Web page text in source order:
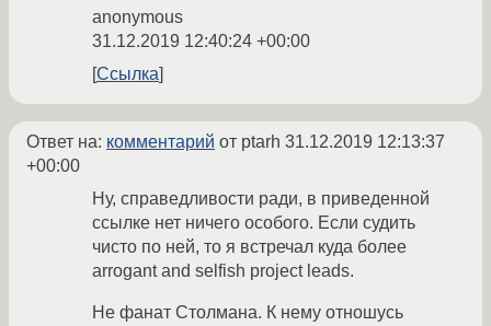
anonymous
31.12.2019 12:40:24 +00:00
Ссылка
Ответ на: комментарий от ptarh 31.12.2019 12:13:37
+00:00
Ну, справедливости ради, в приведенной
ссылке нет ничего особого. Если судить
чисто по ней, то я встречал куда более
arrogant and selfish project leads.
Не фанат Столмана. К нему отношусь